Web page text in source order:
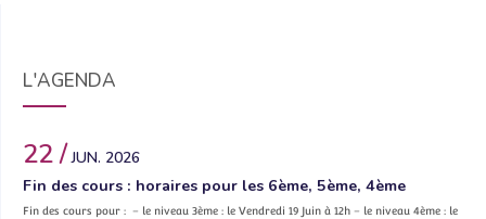
L'AGENDA
22 /JUN. 2026
Fin des cours : horaires pour les 6ème, 5ème, 4ème
Fin des cours pour : – le niveau 3ème : le Vendredi 19 Juin à 12h – le niveau 4ème : le